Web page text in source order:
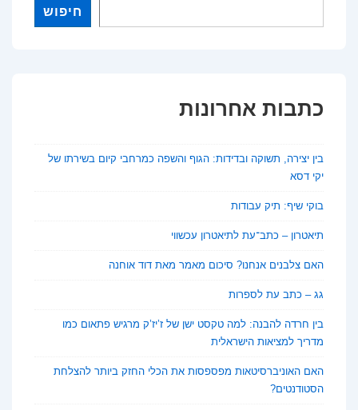
חיפוש
כתבות אחרונות
בין יצירה, תשוקה ובדידות: הגוף והשפה כמרחבי קיום בשירתו של
יקי דסא
בוקי שיף: תיק עבודות
תיאטרון – כתב־עת לתיאטרון עכשווי
האם צלבנים אנחנו? סיכום מאמר מאת דוד אוחנה
גג – כתב עת לספרות
בין חרדה להבנה: למה טקסט ישן של ז’יז’ק מרגיש פתאום כמו
מדריך למציאות הישראלית
האם האוניברסיטאות מפספסות את הכלי החזק ביותר להצלחת
הסטודנטים?